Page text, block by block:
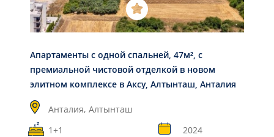
Апартаменты с одной спальней, 47м², с
премиальной чистовой отделкой в новом
элитном комплексе в Аксу, Алтынташ, Анталия
Анталия, Алтынташ
1+1
2024